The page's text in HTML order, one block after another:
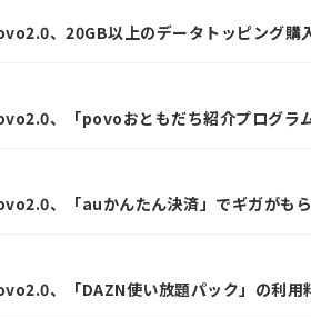
、20GB以上のデータトッピング購
、「povoおともだち紹介プログラ
、「auかんたん決済」でギガがも
、「DAZN使い放題パック」の利用